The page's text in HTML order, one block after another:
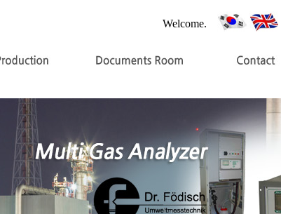
Welcome.